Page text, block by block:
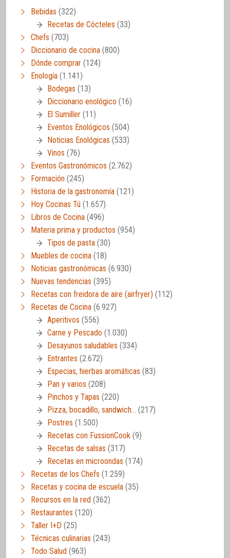
Bebidas (322)
Recetas de Cócteles (33)
Chefs (703)
Diccionario de cocina (800)
Dónde comprar (124)
Enología (1.141)
Bodegas (13)
Diccionario enológico (16)
El Sumiller (11)
Eventos Enológicos (504)
Noticias Enológicas (533)
Vinos (76)
Eventos Gastronómicos (2.762)
Formación (245)
Historia de la gastronomía (121)
Hoy Cocinas Tú (1.657)
Libros de Cocina (496)
Materia prima y productos (954)
Tipos de pasta (30)
Muebles de cocina (18)
Noticias gastronómicas (6.930)
Nuevas tendencias (395)
Recetas con freidora de aire (airfryer) (112)
Recetas de Cocina (6.927)
Aperitivos (556)
Carne y Pescado (1.030)
Desayunos saludables (334)
Entrantes (2.672)
Especias, hierbas aromáticas (83)
Pan y varios (208)
Pinchos y Tapas (220)
Pizza, bocadillo, sandwich… (217)
Postres (1.500)
Recetas con FussionCook (9)
Recetas de salsas (317)
Recetas en microondas (174)
Recetas de los Chefs (1.259)
Recetas y cocina de escuela (35)
Recursos en la red (362)
Restaurantes (120)
Taller I+D (25)
Técnicas culinarias (243)
Todo Salud (963)